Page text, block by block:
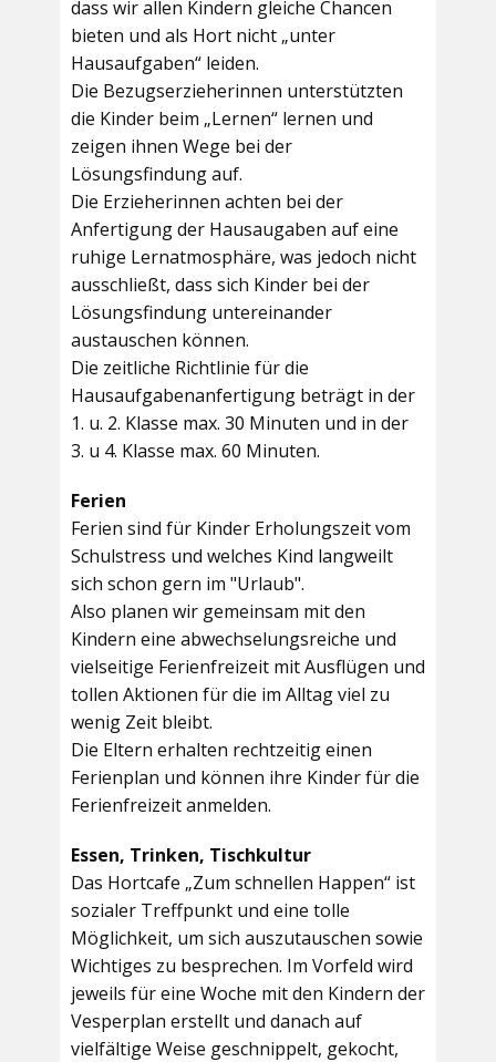
dass wir allen Kindern gleiche Chancen
bieten und als Hort nicht „unter
Hausaufgaben“ leiden.
Die Bezugserzieherinnen unterstützten
die Kinder beim „Lernen“ lernen und
zeigen ihnen Wege bei der
Lösungsfindung auf.
Die Erzieherinnen achten bei der
Anfertigung der Hausaugaben auf eine
ruhige Lernatmosphäre, was jedoch nicht
ausschließt, dass sich Kinder bei der
Lösungsfindung untereinander
austauschen können.
Die zeitliche Richtlinie für die
Hausaufgabenanfertigung beträgt in der
1. u. 2. Klasse max. 30 Minuten und in der
3. u 4. Klasse max. 60 Minuten.
Ferien
Ferien sind für Kinder Erholungszeit vom
Schulstress und welches Kind langweilt
sich schon gern im "Urlaub".
Also planen wir gemeinsam mit den
Kindern eine abwechselungsreiche und
vielseitige Ferienfreizeit mit Ausflügen und
tollen Aktionen für die im Alltag viel zu
wenig Zeit bleibt.
Die Eltern erhalten rechtzeitig einen
Ferienplan und können ihre Kinder für die
Ferienfreizeit anmelden.
Essen, Trinken, Tischkultur
Das Hortcafe „Zum schnellen Happen“ ist
sozialer Treffpunkt und eine tolle
Möglichkeit, um sich auszutauschen sowie
Wichtiges zu besprechen. Im Vorfeld wird
jeweils für eine Woche mit den Kindern der
Vesperplan erstellt und danach auf
vielfältige Weise geschnippelt, gekocht,